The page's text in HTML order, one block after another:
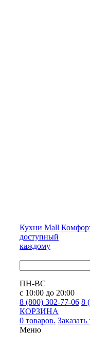
Кухни Mall
доступный
каждому
ПН-ВС
с 10:00 до 20:00
8 (800) 302-77-06 8
КОРЗИНА
0 товаров.
Меню